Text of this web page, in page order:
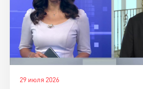
29 июля 2026